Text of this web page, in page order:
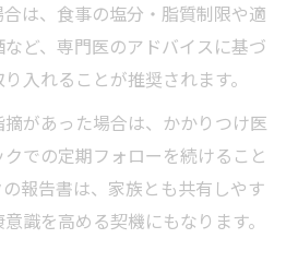
は、食事の塩分・脂質制限や適
ど、専門医のアドバイスに基づ
入れることが推奨されます。
があった場合は、かかりつけ医
での定期フォローを続けること
報告書は、家族とも共有しやす
識を高める契機にもなります。